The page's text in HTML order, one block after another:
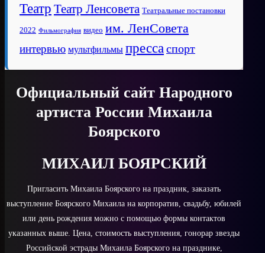
Театр Театр Ленсовета Театральные постановки
2022 Фильмография видео им. ЛенСовета
интервью мультфильмы прессаспорт
Официальный сайт Народного
артиста России Михаила
Боярского
МИХАИЛ БОЯРСКИЙ
Пригласить Михаила Боярского на праздник, заказать
выступление Боярского Михаила на корпоратив, свадьбу, юбилей
или день рождения можно с помощью формы контактов
указанных выше. Цена, стоимость выступления, гонорар звезды
Российской эстрады Михаила Боярского на празднике,